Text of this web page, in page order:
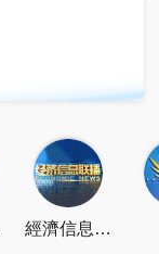
經濟信息聯